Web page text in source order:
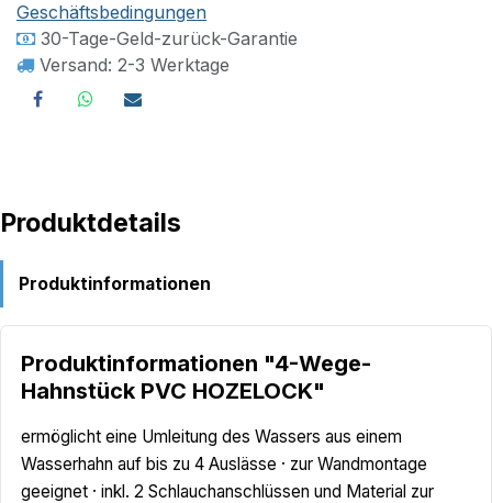
Geschäftsbedingungen
30-Tage-Geld-zurück-Garantie
Versand: 2-3 Werktage
Produktdetails
Produktinformationen
Produktinformationen "4-Wege-
Hahnstück PVC HOZELOCK"
ermöglicht eine Umleitung des Wassers aus einem
Wasserhahn auf bis zu 4 Auslässe · zur Wandmontage
geeignet · inkl. 2 Schlauchanschlüssen und Material zur